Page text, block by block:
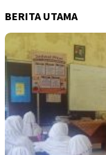
BERITA UTAMA